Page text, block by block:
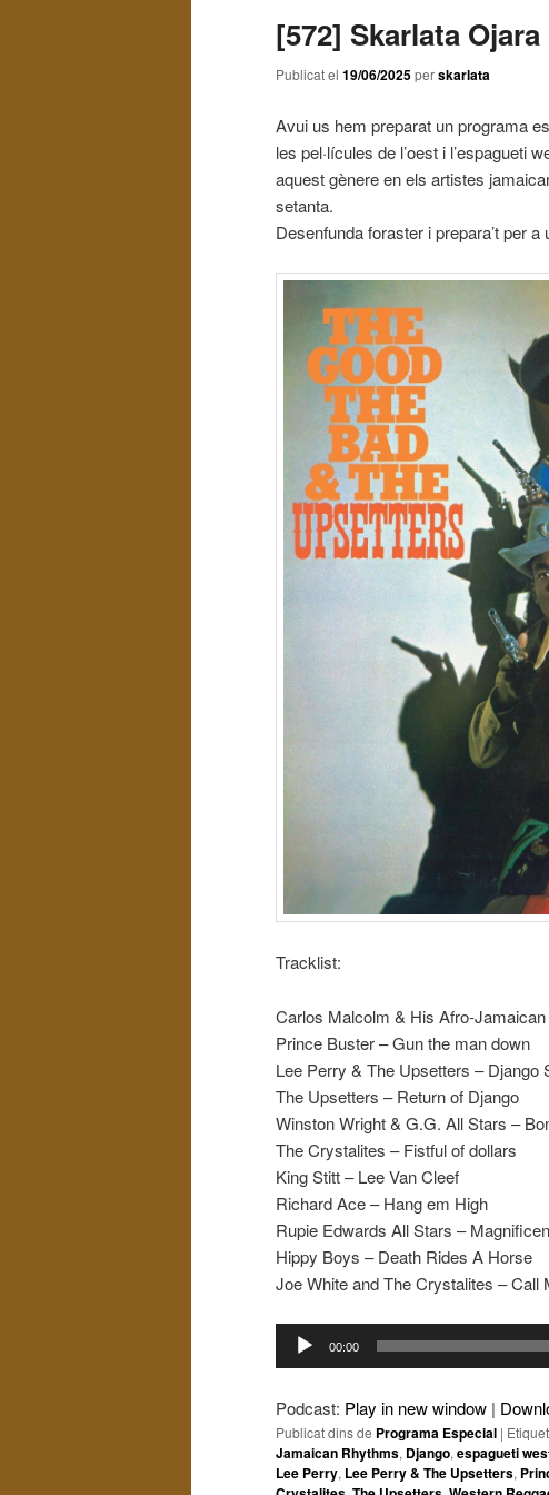
[572] Skarlata Ojara
Publicat el 19/06/2025perskarlata
Avui us hem preparat un programa
les pel·lícules de l’oest i l’espagueti
aquest gènere en els artistes
setanta.
Desenfunda foraster i prepara’t per
Tracklist:
Carlos Malcolm & His Afro-
Prince Buster – Gun the man down
Lee Perry & The Upsetters – Django
The Upsetters – Return of Django
Winston Wright & G.G. All Stars –
The Crystalites – Fistful of dollars
King Stitt – Lee Van Cleef
Richard Ace – Hang em High
Rupie Edwards All Stars –
Hippy Boys – Death Rides A Horse
Joe White and The Crystalites – Call
Reproductor
00:00
Podcast: Play in new window |
Publicat dins de Programa Especial |
Jamaican Rhythms, Django, espagueti
Lee Perry, Lee Perry & The Upsetters,